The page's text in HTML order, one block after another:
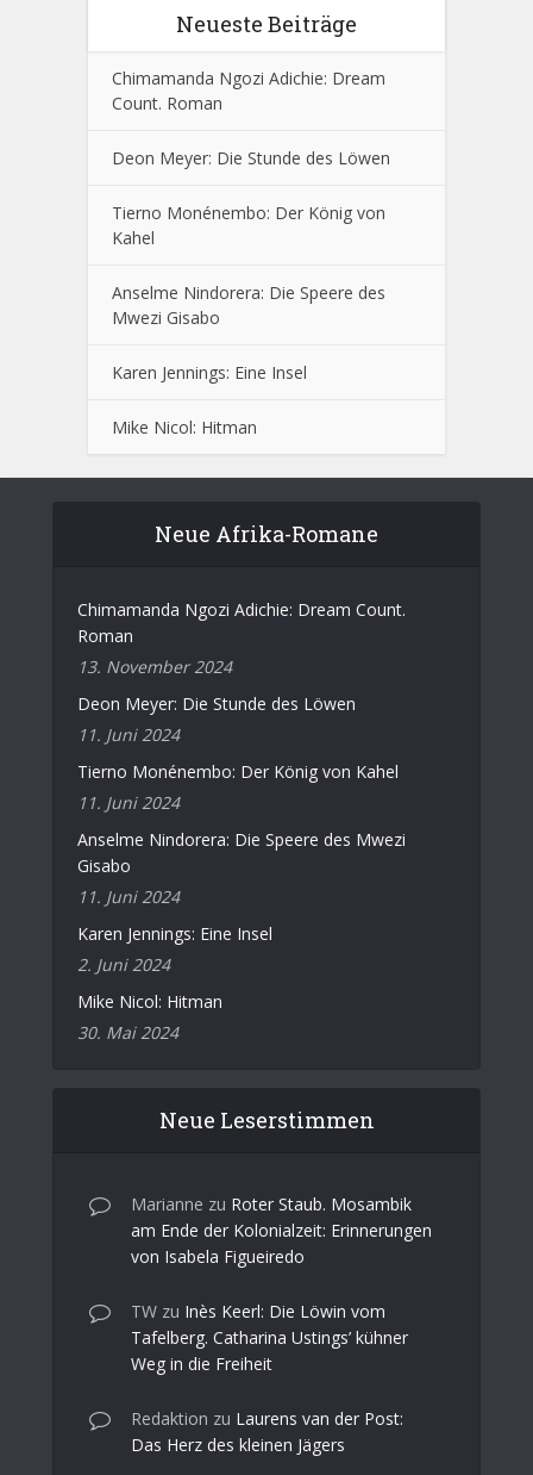
Neueste Beiträge
Chimamanda Ngozi Adichie: Dream
Count. Roman
Deon Meyer: Die Stunde des Löwen
Tierno Monénembo: Der König von
Kahel
Anselme Nindorera: Die Speere des
Mwezi Gisabo
Karen Jennings: Eine Insel
Mike Nicol: Hitman
Neue Afrika-Romane
Chimamanda Ngozi Adichie: Dream Count.
Roman
13. November 2024
Deon Meyer: Die Stunde des Löwen
11. Juni 2024
Tierno Monénembo: Der König von Kahel
11. Juni 2024
Anselme Nindorera: Die Speere des Mwezi
Gisabo
11. Juni 2024
Karen Jennings: Eine Insel
2. Juni 2024
Mike Nicol: Hitman
30. Mai 2024
Neue Leserstimmen
Marianne zu Roter Staub. Mosambik
am Ende der Kolonialzeit: Erinnerungen
von Isabela Figueiredo
TW zu Inès Keerl: Die Löwin vom
Tafelberg. Catharina Ustings’ kühner
Weg in die Freiheit
Redaktion zu Laurens van der Post:
Das Herz des kleinen Jägers